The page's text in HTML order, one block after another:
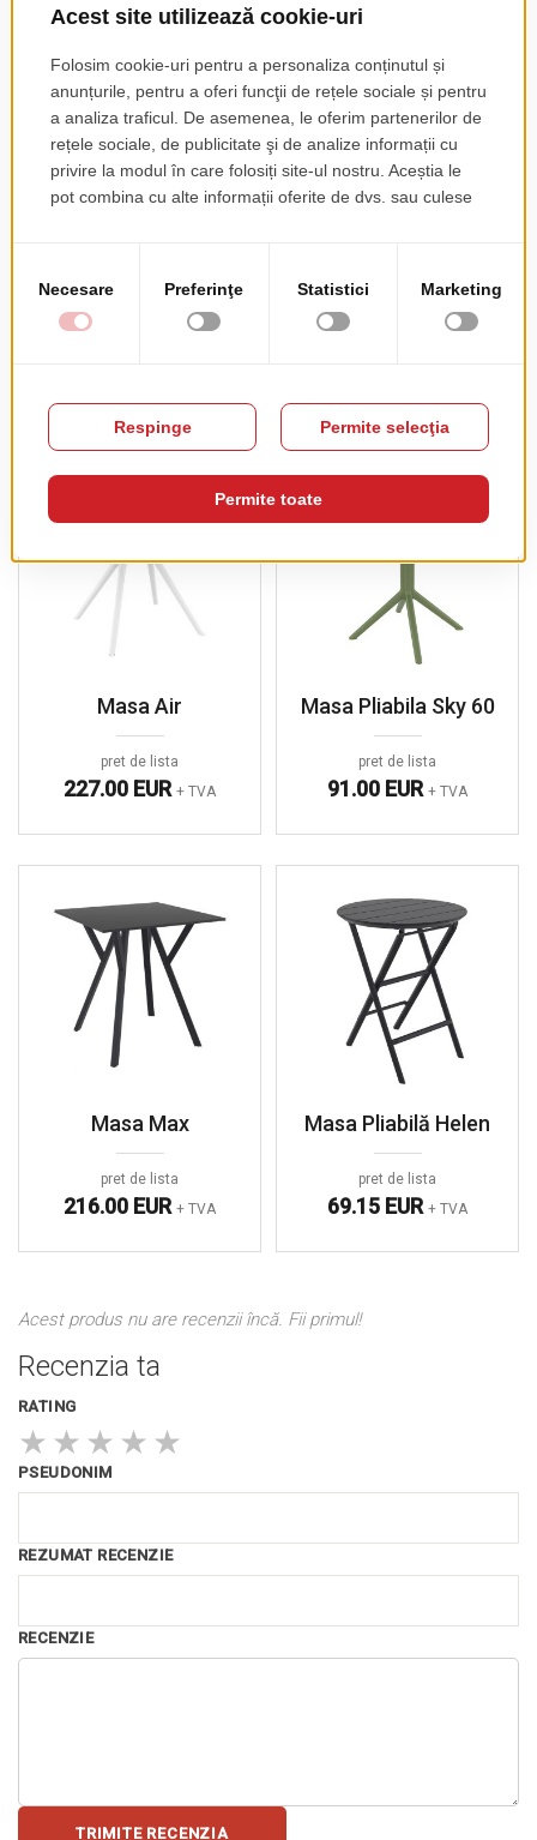
Scaun Victor
43.50 EUR+ TVA
Scaun Snow
44.00 EUR+ TVA
PRODUSE COMPLEMENTARE
Masa Air
pret de lista
227.00 EUR + TVA
Masa Pliabila Sky 60
pret de lista
91.00 EUR + TVA
Masa Max
pret de lista
216.00 EUR + TVA
Masa Pliabilă Helen
pret de lista
69.15 EUR + TVA
Acest produs nu are recenzii încă. Fii primul!
Recenzia ta
RATING
★ ★ ★ ★ ★
PSEUDONIM
REZUMAT RECENZIE
RECENZIE
TRIMITE RECENZIA